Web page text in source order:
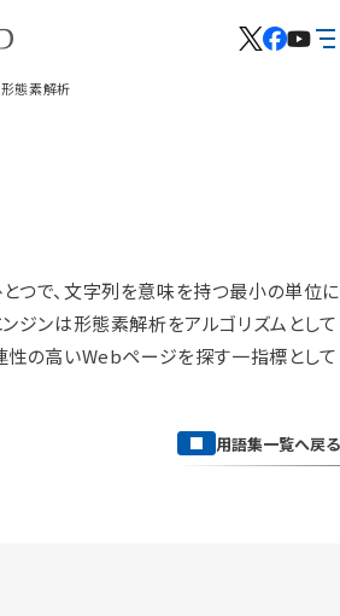
形態素解析
つで、文字列を意味を持つ最小の単位に
ジンは形態素解析をアルゴリズムとして
性の高いWebページを探す一指標として
用語集一覧へ戻る